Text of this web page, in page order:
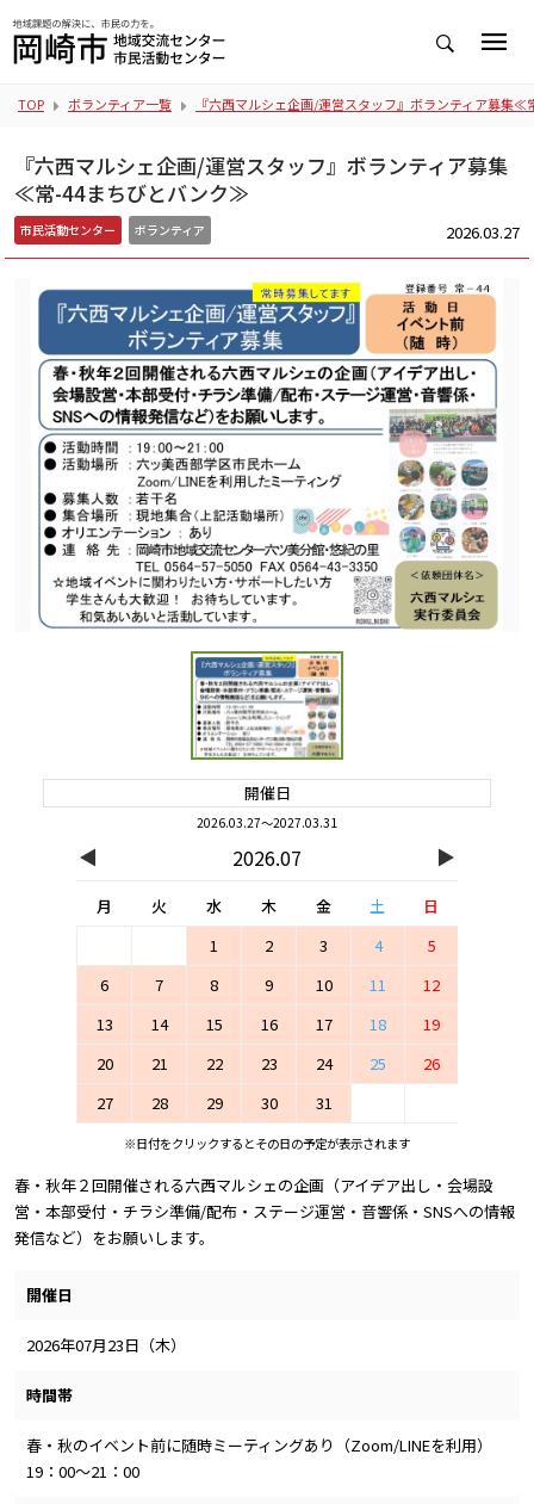
TOP ボランティア一覧 『六西マルシェ企画/運営スタッフ』ボランティア募集
『六西マルシェ企画/運営スタッフ』ボランティア募集
≪常-44まちびとバンク≫
市民活動センター ボランティア 2026.03.27
開催日
2026.03.27～2027.03.31
◀ 2026.07 ▶
月 火 水 木 金 土
日
1
2 3 4
5
6
7 8 9 10 11
12
13
14 15 16 17 18
19
20
21 22 23 24 25
26
27
28 29 30 31
※日付をクリックするとその日の予定が表示されます
春・秋年２回開催される六西マルシェの企画（アイデア出し・会場設
営・本部受付・チラシ準備/配布・ステージ運営・音響係・SNSへの情報
発信など）をお願いします。
開催日
2026年07月23日（木）
時間帯
春・秋のイベント前に随時ミーティングあり（Zoom/LINEを利用）
19：00～21：00